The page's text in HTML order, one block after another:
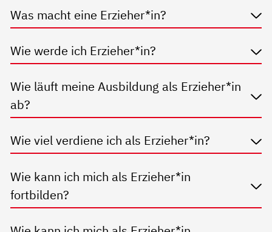
Was macht eine Erzieher*in?
Wie werde ich Erzieher*in?
Wie läuft meine Ausbildung als Erzieher*in
ab?
Wie viel verdiene ich als Erzieher*in?
Wie kann ich mich als Erzieher*in
fortbilden?